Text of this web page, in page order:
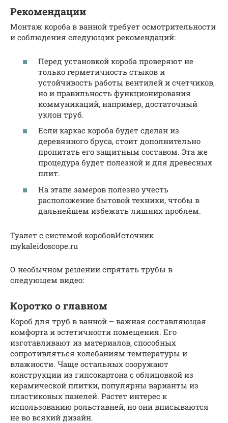
Рекомендации
Монтаж короба в ванной требует осмотрительности
и соблюдения следующих рекомендаций:
Перед установкой короба проверяют не
только герметичность стыков и
устойчивость работы вентилей и счетчиков,
но и правильность функционирования
коммуникаций, например, достаточный
уклон труб.
Если каркас короба будет сделан из
деревянного бруса, стоит дополнительно
пропитать его защитным составом. Эта же
процедура будет полезной и для древесных
плит.
На этапе замеров полезно учесть
расположение бытовой техники, чтобы в
дальнейшем избежать лишних проблем.
Туалет с системой коробовИсточник
mykaleidoscope.ru
О необычном решении спрятать трубы в
следующем видео:
Коротко о главном
Короб для труб в ванной – важная составляющая
комфорта и эстетичности помещения. Его
изготавливают из материалов, способных
сопротивляться колебаниям температуры и
влажности. Чаще остальных сооружают
конструкции из гипсокартона с облицовкой из
керамической плитки, популярны варианты из
пластиковых панелей. Растет интерес к
использованию рольставней, но они вписываются
не во всякий дизайн.